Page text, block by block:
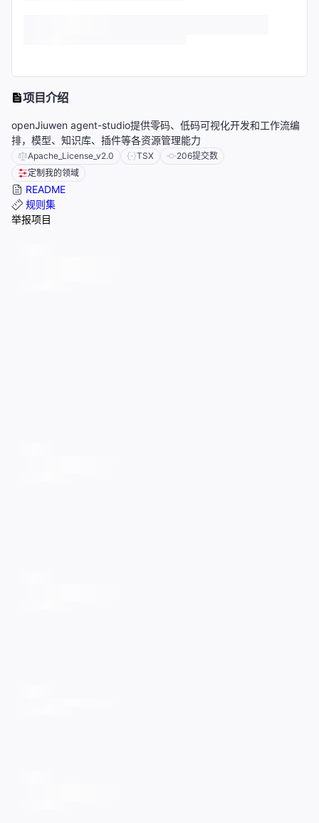
项目介绍
openJiuwen agent-studio提供零码、低码可视化开发和工作流编
排，模型、知识库、插件等各资源管理能力
Apache_License_v2.0 TSX 206提交数
定制我的领域
README
规则集
举报项目